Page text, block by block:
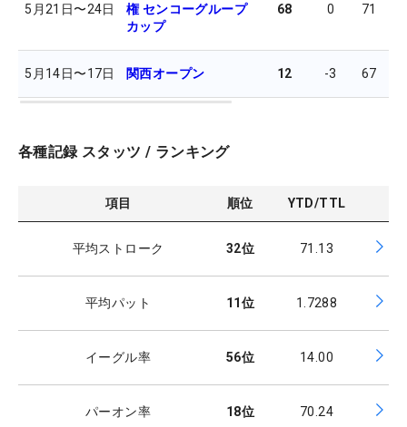
5月21日〜24日
権 センコーグループ
カップ
68 0 71
5月14日〜17日 関西オープン 12 -3 67
各種記録 スタッツ / ランキング
項目 順位 YTD/TTL
平均ストローク 32位 71.13
平均パット 11位 1.7288
イーグル率 56位 14.00
パーオン率 18位 70.24